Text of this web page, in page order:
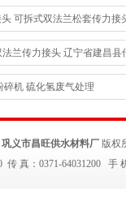
可拆式双法兰松套传力接
兰传力接头 辽宁省建昌县
传力接头 辽宁省龙港区传力
力接头 辽宁省凌源市传力接
接头|双法兰传力接头|传力
碎机 硫化氢废气处理
巩义市昌旺供水材料厂 版权
传 真：0371-64031200